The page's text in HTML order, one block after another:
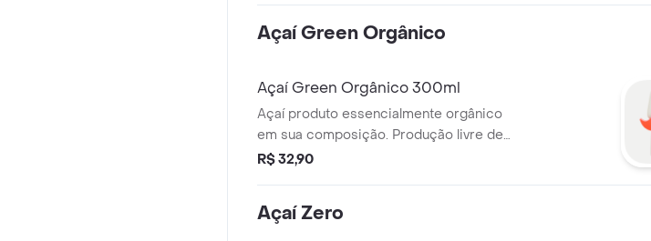
Açaí Green Orgânico
Açaí Green Orgânico 300ml
Açaí produto essencialmente orgânico
em sua composição. Produção livre de
agrotóxicos e fertilizantes.
R$ 32,90
Açaí Zero